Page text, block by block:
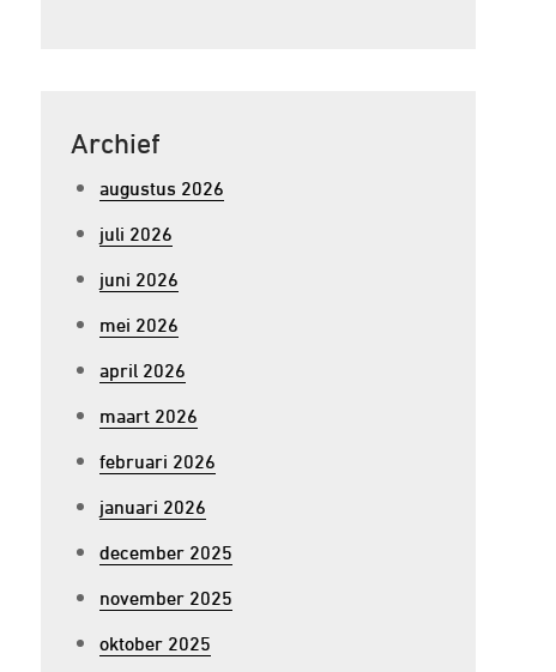
Archief
augustus 2026
juli 2026
juni 2026
mei 2026
april 2026
maart 2026
februari 2026
januari 2026
december 2025
november 2025
oktober 2025